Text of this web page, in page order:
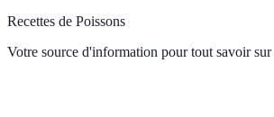
Recettes de Poissons
Votre source d'information pour tout savoir sur